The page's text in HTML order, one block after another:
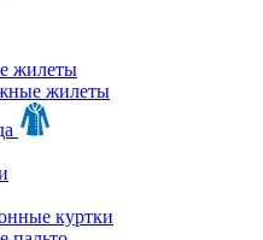
жилеты
жилеты
куртки